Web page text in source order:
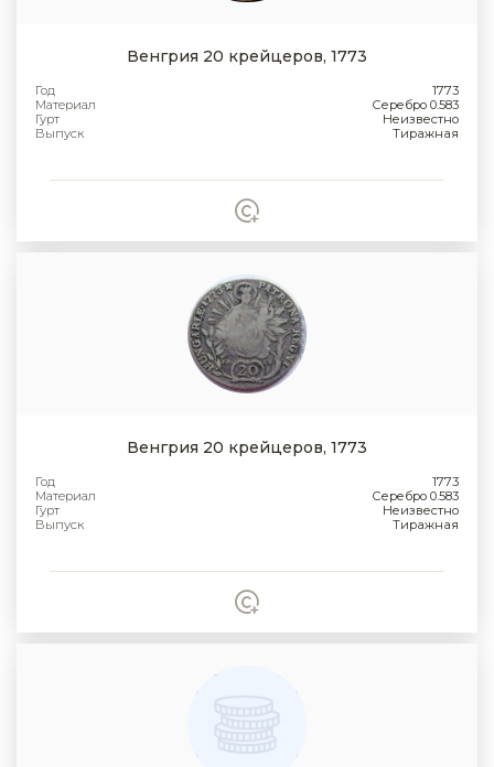
Венгрия 20 крейцеров, 1773
Год
1773
Материал
Серебро 0.583
Гурт
Неизвестно
Выпуск
Тиражная
Венгрия 20 крейцеров, 1773
Год
1773
Материал
Серебро 0.583
Гурт
Неизвестно
Выпуск
Тиражная